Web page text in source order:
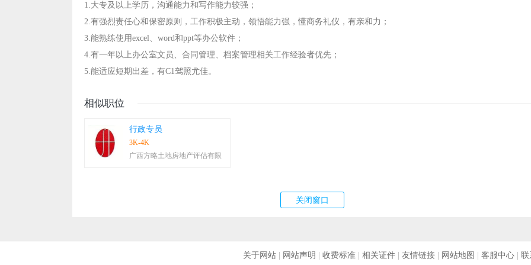
1.大专及以上学历，沟通能力和写作能力较强；
2.有强烈责任心和保密原则，工作积极主动，领悟能力强，懂商务礼仪，有亲和力；
3.能熟练使用excel、word和ppt等办公软件；
4.有一年以上办公室文员、合同管理、档案管理相关工作经验者优先；
5.能适应短期出差，有C1驾照尤佳。
相似职位
行政专员
3K-4K
广西方略土地房地产评估有限
关于网站| 网站声明 收费标准| 相关证件| 友情链接| 网站地图 客服中心| 联